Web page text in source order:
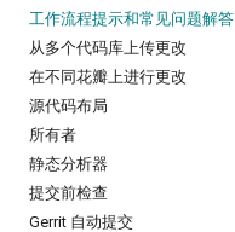
工作流程提示和常见问题解答
从多个代码库上传更改
在不同花瓣上进行更改
源代码布局
所有者
静态分析器
提交前检查
Gerrit 自动提交